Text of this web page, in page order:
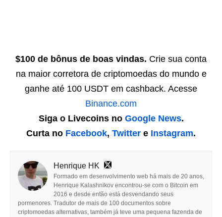
$100 de bônus de boas vindas. Crie sua conta
na maior corretora de criptomoedas do mundo e
ganhe até 100 USDT em cashback. Acesse
Binance.com
Siga o Livecoins no Google News.
Curta no Facebook, Twitter e Instagram.
Henrique HK
Formado em desenvolvimento web há mais de 20 anos,
Henrique Kalashnikov encontrou-se com o Bitcoin em
2016 e desde então está desvendando seus
pormenores. Tradutor de mais de 100 documentos sobre
criptomoedas alternativas, também já teve uma pequena fazenda de